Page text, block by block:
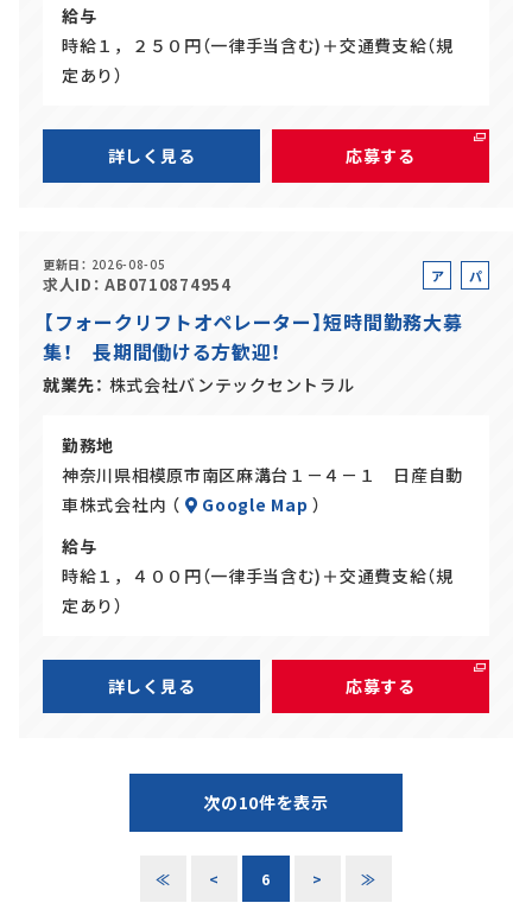
給与
時給１，２５０円（一律手当含む)＋交通費支給（規
定あり）
詳しく見る 応募する
更新日 2026-08-05
求人ID AB0710874954
ア
バ
パ
【フォークリフトオペレーター】短時間勤務大募
集！ 長期間働ける方歓迎！
就業先 株式会社バンテックセントラル
勤務地
神奈川県相模原市南区麻溝台１－４－１ 日産自動
車株式会社内 （
Google Map ）
給与
時給１，４００円（一律手当含む)＋交通費支給（規
定あり）
詳しく見る 応募する
次の10件を表示
≪ < 6 > ≫